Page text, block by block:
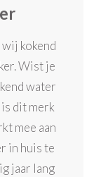
kokend
Wist je
water
is dit merk
mee aan
in huis te
jaar lang